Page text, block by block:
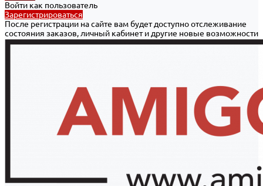
Войти как пользователь
Зарегистрироваться
После регистрации на сайте вам будет доступно отслеживание
состояния заказов, личный кабинет и другие новые возможности